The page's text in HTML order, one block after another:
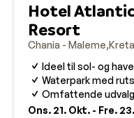
Hotel
Resort
Chania - Maleme Kreta
Ideel til sol- og
Waterpark med
Omfattende
Ons. 21. Okt. - Fre.